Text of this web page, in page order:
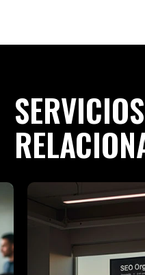
SERVICIOS